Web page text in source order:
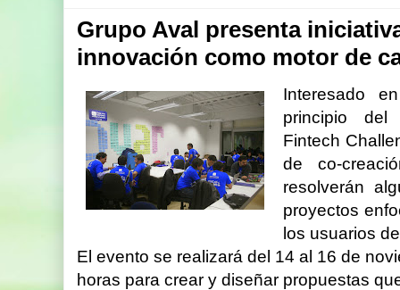
Grupo Aval presenta
innovación como motor de
Interesado
principio del
Fintech
de co-
resolverán
proyectos
los usuarios
El evento se realizará del 14 al 16 de
horas para crear y diseñar propuestas